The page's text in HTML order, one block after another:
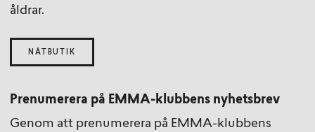
åldrar.
NÄTBUTIK
Prenumerera på EMMA-klubbens nyhetsbrev
Genom att prenumerera på EMMA-klubbens